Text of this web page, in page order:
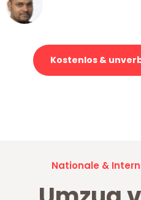
Kostenlos &
Nationale &